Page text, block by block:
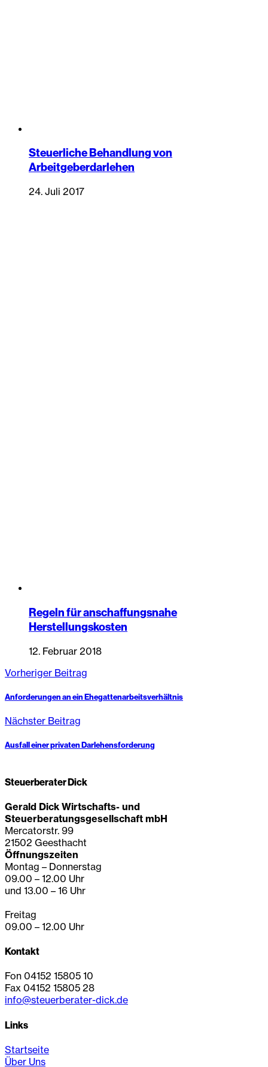
Steuerliche Behandlung von
Arbeitgeberdarlehen
24. Juli 2017
Regeln für anschaffungsnahe
Herstellungskosten
12. Februar 2018
Vorheriger Beitrag
Anforderungen an ein Ehegattenarbeitsverhältnis
Nächster Beitrag
Ausfall einer privaten Darlehensforderung
Steuerberater Dick
Gerald Dick Wirtschafts- und
Steuerberatungsgesellschaft mbH
Mercatorstr. 99
21502 Geesthacht
Öffnungszeiten
Montag – Donnerstag
09.00 – 12.00 Uhr
und 13.00 – 16 Uhr
Freitag
09.00 – 12.00 Uhr
Kontakt
Fon 04152 15805 10
Fax 04152 15805 28
info@steuerberater-dick.de
Links
Startseite
Über Uns